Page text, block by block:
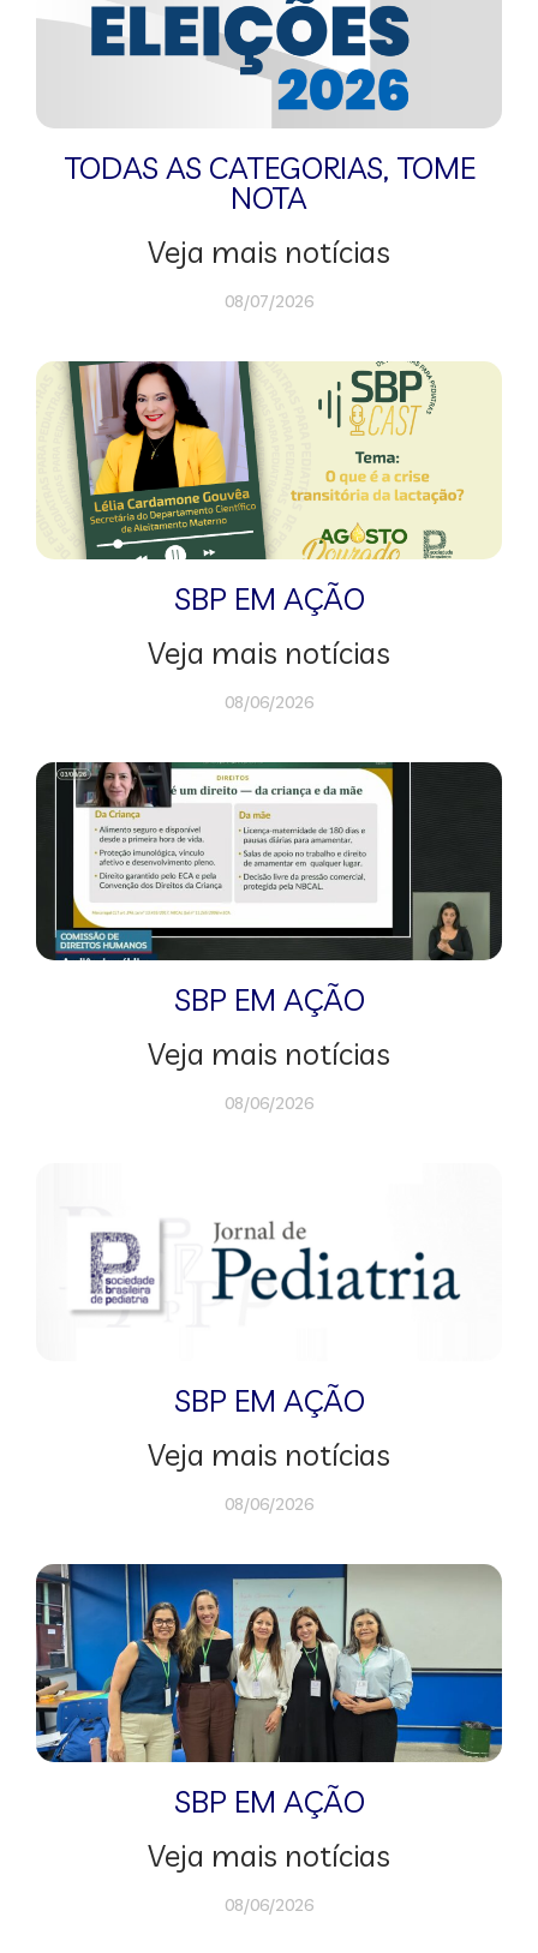
TODAS AS CATEGORIAS, TOME
NOTA
Veja mais notícias
08/07/2026
SBP EM AÇÃO
Veja mais notícias
08/06/2026
SBP EM AÇÃO
Veja mais notícias
08/06/2026
SBP EM AÇÃO
Veja mais notícias
08/06/2026
SBP EM AÇÃO
Veja mais notícias
08/06/2026